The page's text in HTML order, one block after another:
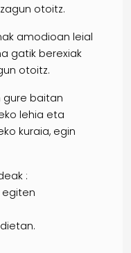
otoitz.
amodioan leial
gatik berexiak
otoitz.
gure baitan
lehia eta
kuraia, egin
:
egiten